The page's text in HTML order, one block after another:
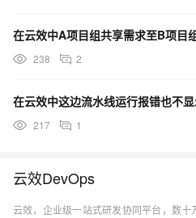
238 2
在云效中这边流水线运行报错也不显
217 1
云效DevOps
云效，企业级一站式研发协同平台，数